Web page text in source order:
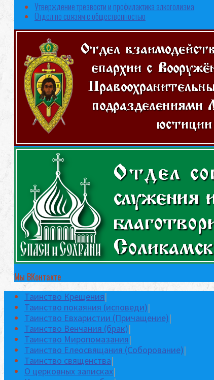
Утверждение трезвости и профилактика алкоголизма
Отдел по связям с общественностью
Мы ВКонтакте
Таинство Крещения|
Таинство покаяния (исповеди)|
Таинство Евхаристии (Причащение)|
Таинство Венчания (брак)|
Таинство Миропомазания|
Таинство Елеосвящания (Соборование)|
Таинство священства|
О церковных записках|